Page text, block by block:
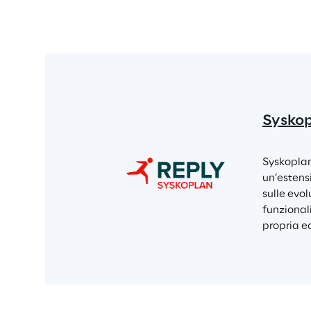
sulle
propria